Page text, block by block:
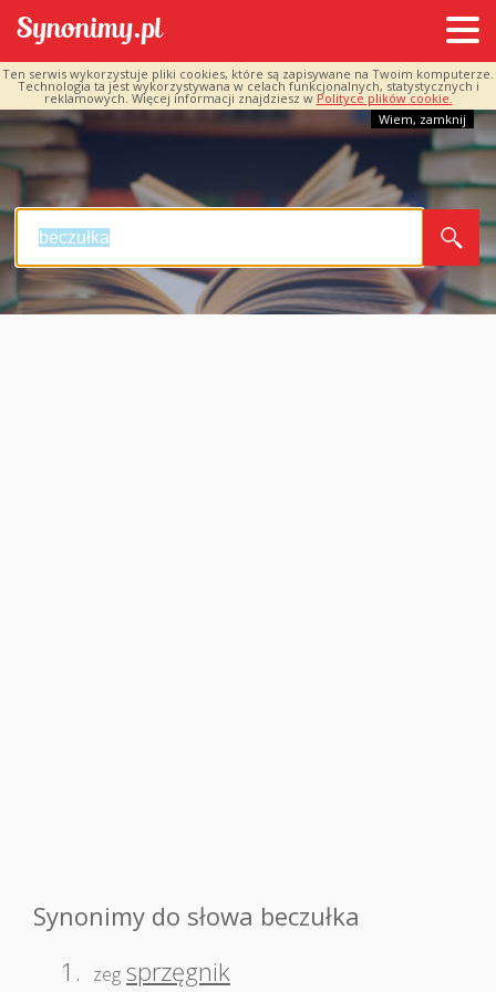
Ten serwis wykorzystuje pliki cookies, które są zapisywane na Twoim komputerze.
Technologia ta jest wykorzystywana w celach funkcjonalnych, statystycznych i
reklamowych. Więcej informacji znajdziesz w Polityce plików cookie.
Wiem, zamknij
Synonimy do słowa beczułka
1.
zeg sprzęgnik